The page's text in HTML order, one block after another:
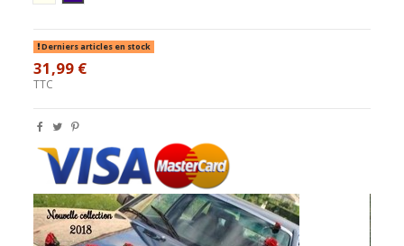
Derniers articles en stock
31,99 €
TTC